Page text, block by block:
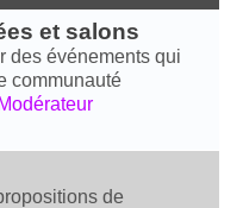
et salons
des événements qui
communauté
de